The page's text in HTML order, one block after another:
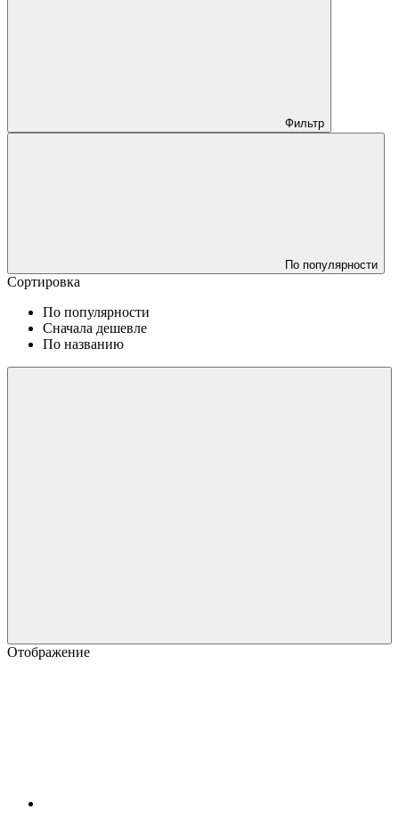
Фильтр
По популярности
Сортировка
По популярности
Сначала дешевле
По названию
Отображение